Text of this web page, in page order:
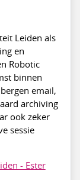
Leiden als
en
Robotic
binnen
email,
archiving
ook zeker
sessie
- Ester